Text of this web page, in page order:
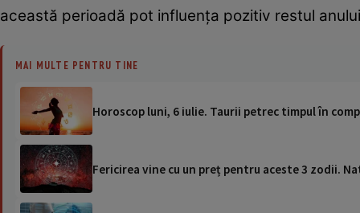
această perioadă pot influența pozitiv restul
MAI MULTE PENTRU TINE
Horoscop luni, 6 iulie. Taurii petrec timpul în
Fericirea vine cu un preț pentru aceste 3 zodii.